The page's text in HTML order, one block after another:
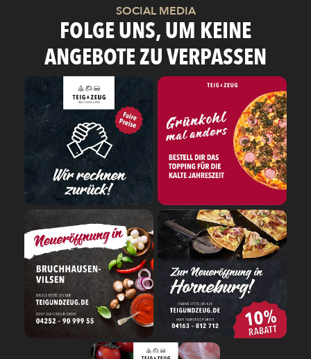
SOCIAL MEDIA
FOLGE UNS, UM KEINE
ANGEBOTE ZU VERPASSEN